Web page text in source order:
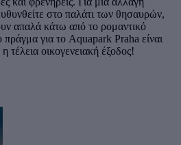
στο παλάτι των θησαυρών,
απαλά κάτω από το ρομαντικό
για το Aquapark Praha είναι
τέλεια οικογενειακή έξοδος!